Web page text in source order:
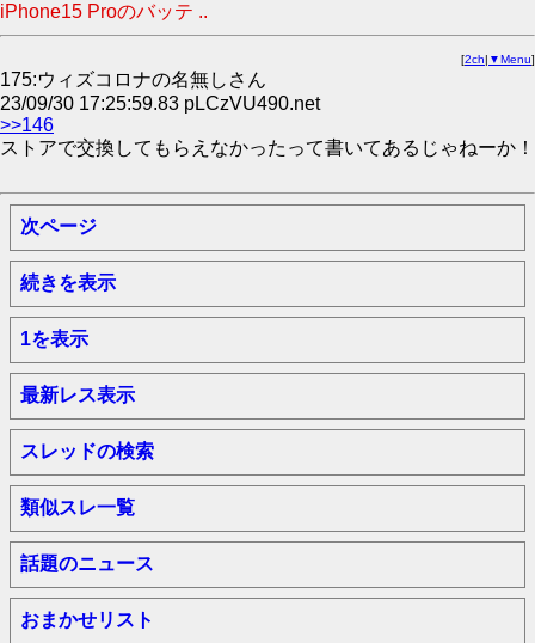
iPhone15 Proのバッテ ..
[2ch| ▼Menu]
175:ウィズコロナの名無しさん
23/09/30 17:25:59.83 pLCzVU490.net
>>146
ストアで交換してもらえなかったって書いてあるじゃねーか！
次ページ
続きを表示
1を表示
最新レス表示
スレッドの検索
類似スレ一覧
話題のニュース
おまかせリスト